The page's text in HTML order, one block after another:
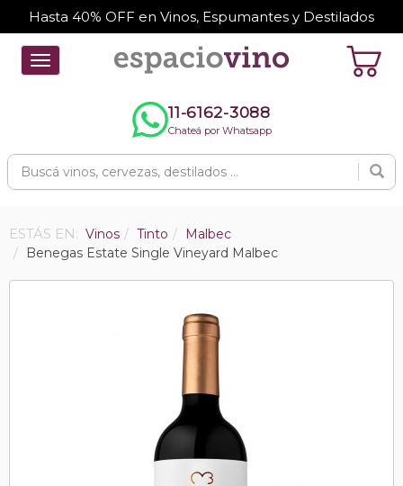
Hasta 40% OFF en Vinos, Espumantes y Destilados
Toggle
navigation
11-6162-3088
Chateá por Whatsapp
ESTÁS EN: Vinos Tinto
Malbec
Benegas Estate Single Vineyard Malbec